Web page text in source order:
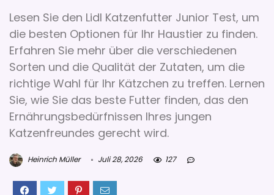
Lesen Sie den Lidl Katzenfutter Junior Test, um
die besten Optionen für Ihr Haustier zu finden.
Erfahren Sie mehr über die verschiedenen
Sorten und die Qualität der Zutaten, um die
richtige Wahl für Ihr Kätzchen zu treffen. Lernen
Sie, wie Sie das beste Futter finden, das den
Ernährungsbedürfnissen Ihres jungen
Katzenfreundes gerecht wird.
Heinrich Müller Juli 28, 2026 127